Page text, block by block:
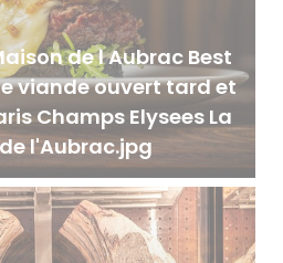
de l Aubrac Best
viande ouvert tard et
Champs Elysees La
l'Aubrac.jpg